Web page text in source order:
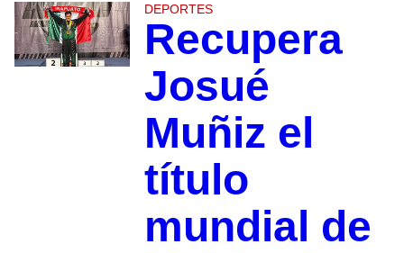
DEPORTES
Recupera
Josué
Muñiz el
título
mundial de